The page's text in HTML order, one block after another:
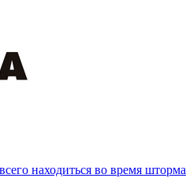
находиться во время шторма